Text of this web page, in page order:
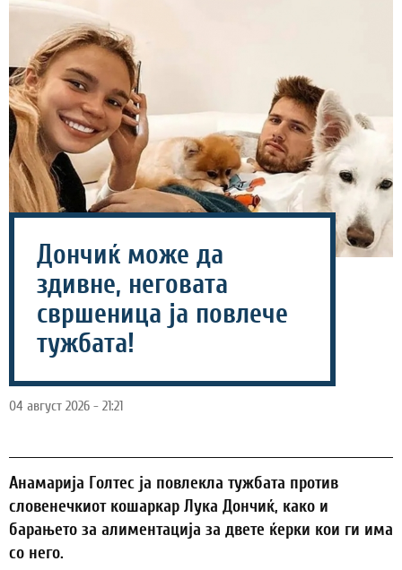
Дончиќ може да
здивне, неговата
свршеница ја повлече
тужбата!
04 август 2026 - 21:21
Анамарија Голтес ја повлекла тужбата против
словенечкиот кошаркар Лука Дончиќ, како и
барањето за алиментација за двете ќерки кои ги има
со него.